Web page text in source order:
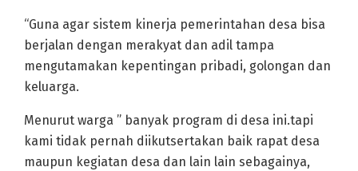
“Guna agar sistem kinerja pemerintahan desa bisa
berjalan dengan merakyat dan adil tampa
mengutamakan kepentingan pribadi, golongan dan
keluarga.
Menurut warga ” banyak program di desa ini.tapi
kami tidak pernah diikutsertakan baik rapat desa
maupun kegiatan desa dan lain lain sebagainya,